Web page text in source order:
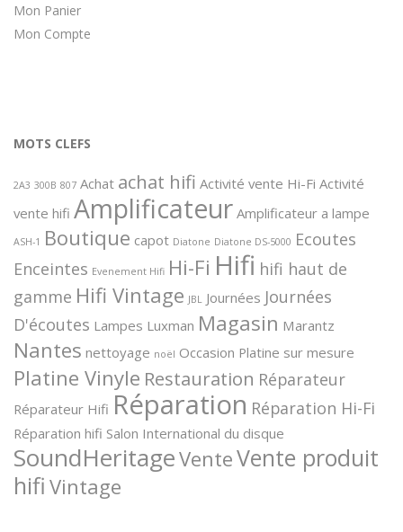
Mon Panier
Mon Compte
MOTS CLEFS
2A3 300B 807 Achat achat hifi Activité vente Hi-Fi Activité
vente hifi Amplificateur Amplificateur a lampe
ASH-1 Boutique capot Diatone Diatone DS-5000 Ecoutes
Enceintes Evenement Hifi Hi-Fi Hifi hifi haut de
gamme Hifi Vintage JBL Journées Journées
D'écoutes Lampes Luxman Magasin Marantz
Nantes nettoyage noël Occasion Platine sur mesure
Platine Vinyle Restauration Réparateur
Réparateur Hifi Réparation Réparation Hi-Fi
Réparation hifi Salon International du disque
SoundHeritageVenteVente produit
hifi Vintage